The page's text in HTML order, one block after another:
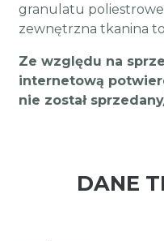
granulatu
zewnętrzna tkanina to
Ze względu na
internetową
nie został
DANE